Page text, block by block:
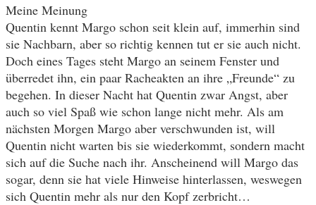
Meine Meinung
Quentin kennt Margo schon seit klein auf, immerhin sind
sie Nachbarn, aber so richtig kennen tut er sie auch nicht.
Doch eines Tages steht Margo an seinem Fenster und
überredet ihn, ein paar Racheakten an ihre „Freunde“ zu
begehen. In dieser Nacht hat Quentin zwar Angst, aber
auch so viel Spaß wie schon lange nicht mehr. Als am
nächsten Morgen Margo aber verschwunden ist, will
Quentin nicht warten bis sie wiederkommt, sondern macht
sich auf die Suche nach ihr. Anscheinend will Margo das
sogar, denn sie hat viele Hinweise hinterlassen, weswegen
sich Quentin mehr als nur den Kopf zerbricht…